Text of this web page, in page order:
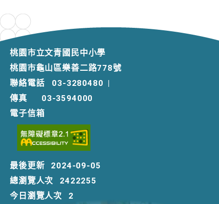
桃園市立文青國民中小學
桃園市龜山區樂善二路778號
聯絡電話
03-3280480 |
傳真
03-3594000
電子信箱
最後更新
2024-09-05
總瀏覽人次
2422255
今日瀏覽人次
2